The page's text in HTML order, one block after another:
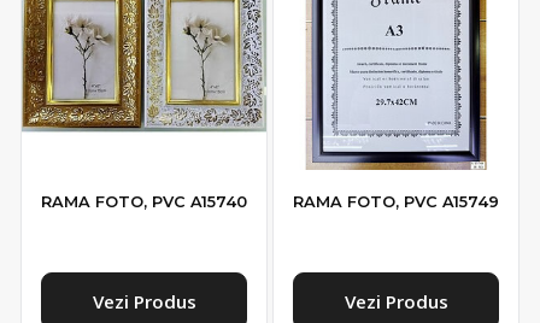
RAMA FOTO, PVC A15740
Vezi Produs
RAMA FOTO, PVC A15749
Vezi Produs